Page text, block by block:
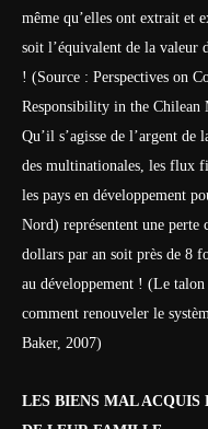
même qu’elles ont extrait et
soit l’équivalent de la valeur
! (Source : Perspectives on
Responsibility in the Chilean
Qu’il s’agisse de l’argent
des multinationales, les flux
les pays en développement
Nord) représentent une
dollars par an soit près de 8
au développement ! (Le
comment renouveler le
Baker, 2007)
LES BIENS MAL ACQUIS